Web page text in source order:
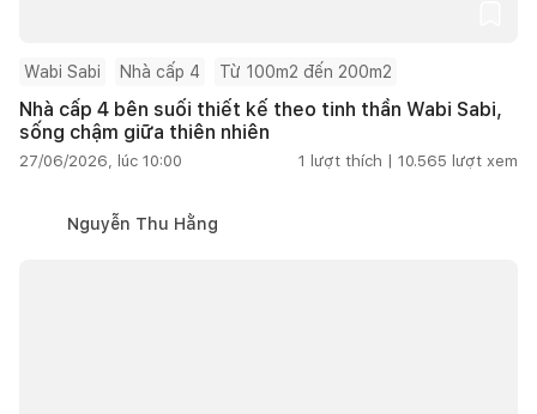
Wabi Sabi Nhà cấp 4 Từ 100m2 đến 200m2
Nhà cấp 4 bên suối thiết kế theo tinh thần Wabi Sabi,
sống chậm giữa thiên nhiên
27/06/2026, lúc 10:00 1 lượt thích | 10.565 lượt xem
Nguyễn Thu Hằng